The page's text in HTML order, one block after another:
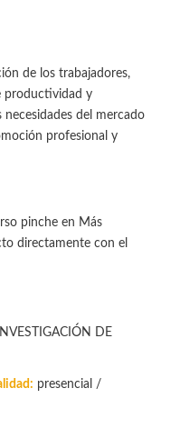
de los trabajadores,
productividad y
del mercado
profesional y
pinche en Más
directamente con el
DE
presencial /